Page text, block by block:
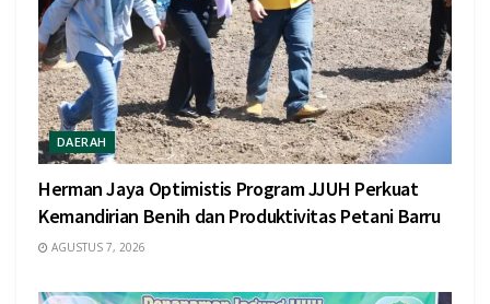
DAERAH
Herman Jaya Optimistis Program JJUH Perkuat
Kemandirian Benih dan Produktivitas Petani Barru
AGUSTUS 7, 2026